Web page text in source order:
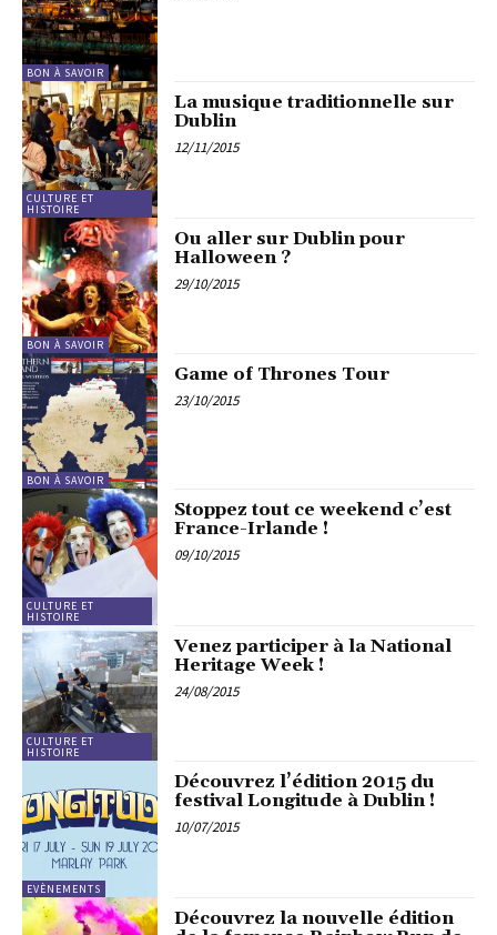
BON À SAVOIR
CULTURE ET
HISTOIRE
La musique traditionnelle sur
Dublin
12/11/2015
BON À SAVOIR
Ou aller sur Dublin pour
Halloween ?
29/10/2015
BON À SAVOIR
Game of Thrones Tour
23/10/2015
CULTURE ET
HISTOIRE
Stoppez tout ce weekend c’est
France-Irlande !
09/10/2015
CULTURE ET
HISTOIRE
Venez participer à la National
Heritage Week !
24/08/2015
EVÈNEMENTS
Découvrez l’édition 2015 du
festival Longitude à Dublin !
10/07/2015
Découvrez la nouvelle édition